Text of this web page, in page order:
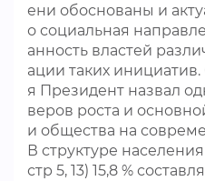
ени обоснованы и
о социальная
анность властей
ации таких
я Президент назвал
веров роста и
и общества на
В структуре
стр 5, 13) 15,8 %